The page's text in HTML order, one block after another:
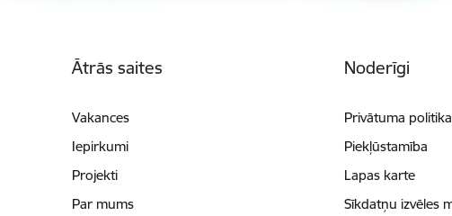
Ātrās saites
Vakances
Iepirkumi
Projekti
Par mums
Noderīgi
Privātuma politika
Piekļūstamība
Lapas karte
Sīkdatņu izvēles